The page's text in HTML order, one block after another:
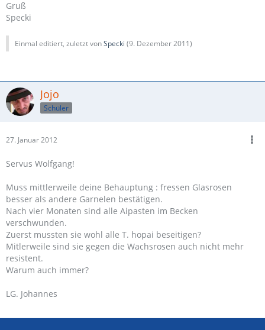
Gruß
Specki
Einmal editiert, zuletzt vonSpecki (9. Dezember 2011)
Jojo
Schüler
27. Januar 2012
Servus Wolfgang!
Muss mittlerweile deine Behauptung : fressen Glasrosen
besser als andere Garnelen bestätigen.
Nach vier Monaten sind alle Aipasten im Becken
verschwunden.
Zuerst mussten sie wohl alle T. hopai beseitigen?
Mitlerweile sind sie gegen die Wachsrosen auch nicht mehr
resistent.
Warum auch immer?
LG. Johannes